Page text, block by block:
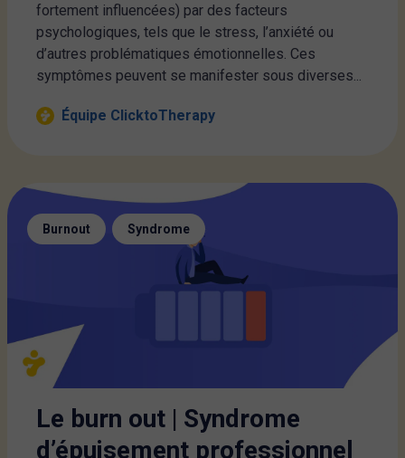
fortement influencées) par des facteurs
psychologiques, tels que le stress, l’anxiété ou
d’autres problématiques émotionnelles. Ces
symptômes peuvent se manifester sous diverses...
Équipe ClicktoTherapy
Burnout , Syndrome
Le burn out | Syndrome
d’épuisement professionnel